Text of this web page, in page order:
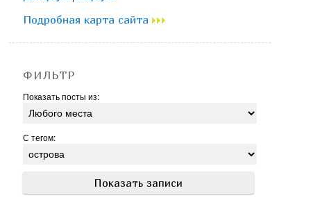
Подробная карта сайта
ФИЛЬТР
Показать посты из:
С тегом: